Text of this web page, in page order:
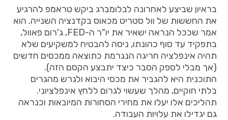
בראיון שביצע לאחרונה לבלומברג ביקש טראמפ להרגיע
את החששות של וול סטריט מכאוס בקדנציה השנייה. הוא
אמר שככל הנראה ישאיר את יו"ר ה-FED, ג'רום פאוול,
בתפקיד עד סוף כהונתו, ניסה להבטיח למשקיעים שלא
תהיה אינפלציה חריגה הנגרמת כתוצאה ממכסים חדשים
(אך מבלי לספק הסבר כיצד יתבצע הקסם הזה).
התוכנית היא להגביר את מכסי היבוא ולגרש מהגרים
בלתי חוקיים, מהלך שעשוי לגרום ללחץ אינפלציוני.
תהליכים אלו יעלו את מחירי הסחורות המיובאות וכנראה
גם יגדילו את עלויות העבודה.